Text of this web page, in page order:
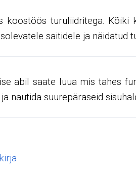
koostöös turuliidritega.
saitidele ja näidatud
abil saate luua mis tahes
nautida suurepäraseid